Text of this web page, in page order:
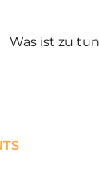
Was ist zu